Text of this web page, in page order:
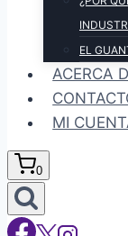
EL
ACERCA
MI
0